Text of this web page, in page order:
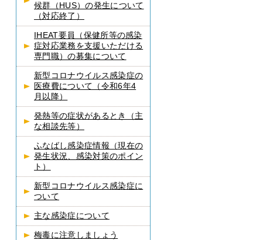
候群（HUS）の発生について
（対応終了）
IHEAT要員（保健所等の感染
症対応業務を支援いただける
専門職）の募集について
新型コロナウイルス感染症の
医療費について（令和6年4
月以降）
発熱等の症状があるとき（主
な相談先等）
ふなばし感染症情報（現在の
発生状況、感染対策のポイン
ト）
新型コロナウイルス感染症に
ついて
主な感染症について
梅毒に注意しましょう